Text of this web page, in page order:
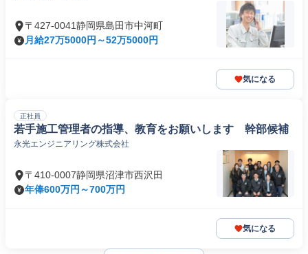
〒427-0041静岡県島田市中河町
月給27万5000円～52万5000円
気になる
正社員
若手施工管理者の指導、教育をお願いします 幹部候補
永光エンジニアリング株式会社
〒410-0007静岡県沼津市西沢田
年俸600万円～700万円
気になる